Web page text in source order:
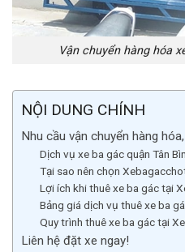
Vận chuyển hàng hóa
NỘI DUNG CHÍNH
Nhu cầu vận chuyển hàng
Dịch vụ xe ba gác quận Tân
Tại sao nên chọn
Lợi ích khi thuê xe ba gác tại
Bảng giá dịch vụ thuê xe ba
Quy trình thuê xe ba gác tại
Liên hệ đặt xe ngay!